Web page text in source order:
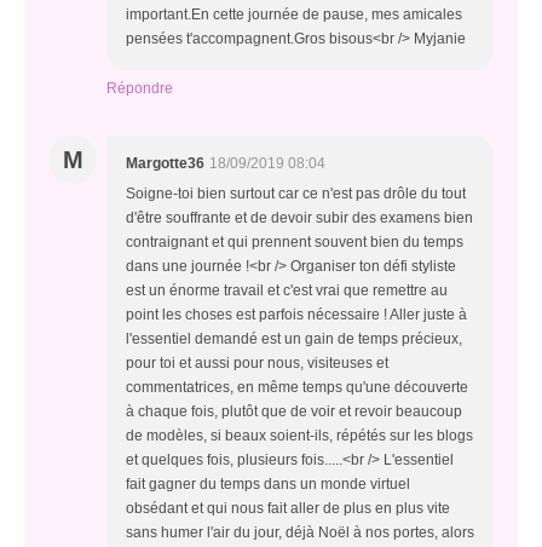
important.En cette journée de pause, mes amicales
pensées t'accompagnent.Gros bisous<br /> Myjanie
Répondre
M Margotte36 18/09/2019 08:04
Soigne-toi bien surtout car ce n'est pas drôle du tout
d'être souffrante et de devoir subir des examens bien
contraignant et qui prennent souvent bien du temps
dans une journée !<br /> Organiser ton défi styliste
est un énorme travail et c'est vrai que remettre au
point les choses est parfois nécessaire ! Aller juste à
l'essentiel demandé est un gain de temps précieux,
pour toi et aussi pour nous, visiteuses et
commentatrices, en même temps qu'une découverte
à chaque fois, plutôt que de voir et revoir beaucoup
de modèles, si beaux soient-ils, répétés sur les blogs
et quelques fois, plusieurs fois.....<br /> L'essentiel
fait gagner du temps dans un monde virtuel
obsédant et qui nous fait aller de plus en plus vite
sans humer l'air du jour, déjà Noël à nos portes, alors